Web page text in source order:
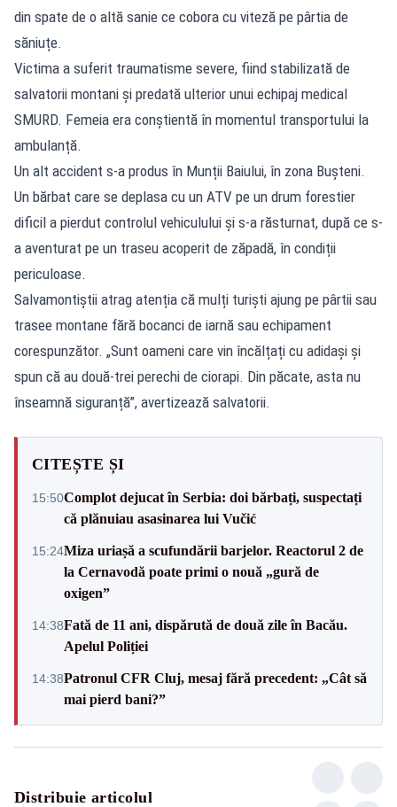
din spate de o altă sanie ce cobora cu viteză pe pârtia de
săniuțe.
Victima a suferit traumatisme severe, fiind stabilizată de
salvatorii montani și predată ulterior unui echipaj medical
SMURD. Femeia era conștientă în momentul transportului la
ambulanță.
Un alt accident s-a produs în Munții Baiului, în zona Bușteni.
Un bărbat care se deplasa cu un ATV pe un drum forestier
dificil a pierdut controlul vehiculului și s-a răsturnat, după ce s-
a aventurat pe un traseu acoperit de zăpadă, în condiții
periculoase.
Salvamontiștii atrag atenția că mulți turiști ajung pe pârtii sau
trasee montane fără bocanci de iarnă sau echipament
corespunzător. „Sunt oameni care vin încălțați cu adidași și
spun că au două-trei perechi de ciorapi. Din păcate, asta nu
înseamnă siguranță”, avertizează salvatorii.
CITEȘTE ȘI
15:50Complot dejucat în Serbia: doi bărbați, suspectați
că plănuiau asasinarea lui Vučić
15:24Miza uriașă a scufundării barjelor. Reactorul 2 de
la Cernavodă poate primi o nouă „gură de
oxigen”
14:38Fată de 11 ani, dispărută de două zile în Bacău.
Apelul Poliției
14:38Patronul CFR Cluj, mesaj fără precedent: „Cât să
mai pierd bani?”
Distribuie articolul